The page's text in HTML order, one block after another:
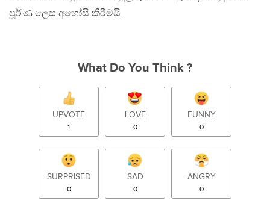
පූර්ණ ලෙස අහෝසි කිරීමයි.
What Do You Think ?
UPVOTE
1
LOVE
0
FUNNY
0
SURPRISED
0
SAD
0
ANGRY
0